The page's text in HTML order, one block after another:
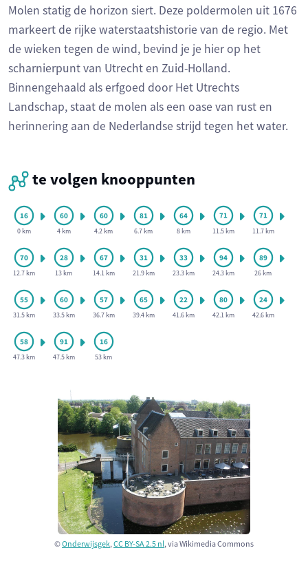
©Onderwijsgek, CC BY-SA 2.5 nl, via Wikimedia Commons
Molen statig de horizon siert. Deze poldermolen uit 1676
markeert de rijke waterstaatshistorie van de regio. Met
de wieken tegen de wind, bevind je je hier op het
scharnierpunt van Utrecht en Zuid-Holland.
Binnengehaald als erfgoed door Het Utrechts
Landschap, staat de molen als een oase van rust en
herinnering aan de Nederlandse strijd tegen het water.
te volgen knooppunten
0 km 4 km 4.2 km 6.7 km 8 km 11.5 km 11.7 km
12.7 km 13 km 14.1 km 21.9 km 23.3 km 24.3 km 26 km
31.5 km 33.5 km 36.7 km 39.4 km 41.6 km 42.1 km 42.6 km
47.3 km 47.5 km 53 km